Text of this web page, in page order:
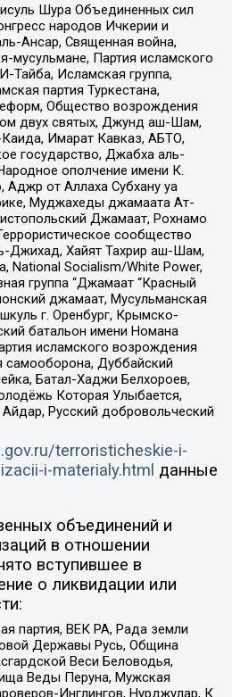
Шура Объединенных сил
народов Ичкерии и
Ансар, Священная война,
мусульмане, Партия исламского
Исламская группа,
партия Туркестана,
Общество возрождения
двух святых, Джунд аш-Шам,
Имарат Кавказ, АБТО,
государство, Джабха аль-
ополчение имени К.
от Аллаха Субхану уа
Муджахеды джамаата Ат-
Джамаат, Рохнамо
сообщество
Джихад, Хайят Тахрир аш-Шам,
National Socialism/White Power,
группа “Джамаат “Красный
джамаат, Мусульманская
г. Оренбург, Крымско-
батальон имени Номана
исламского возрождения
самооборона, Дуббайский
Батал-Хаджи Белхороев,
Которая Улыбается,
Русский добровольческий
terroristicheskie-i-
i-materialy.html данные
объединений и
в отношении
вступившее в
о ликвидации или
партия, ВЕК РА, Рада земли
Державы Русь, Община
Веси Беловодья,
Веды Перуна, Мужская
Инглингов, Нурджулар, К